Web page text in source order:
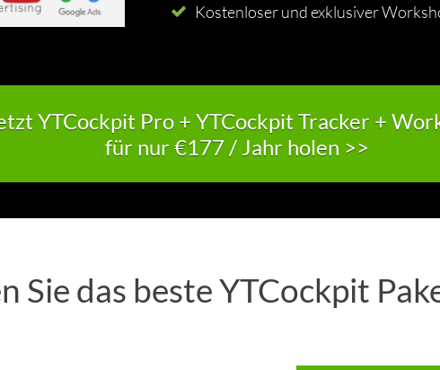
Kostenloser und exklusiver
YTCockpit Pro + YTCockpit Tracker +
für nur €177 / Jahr holen >>
Sie das beste YTCockpit